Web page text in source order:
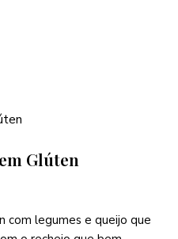
Glúten
com legumes e queijo que